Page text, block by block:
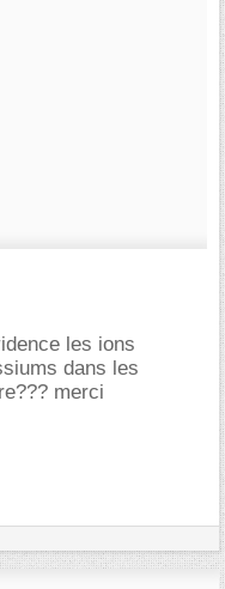
les ions
dans les
merci